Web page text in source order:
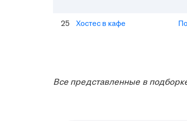
25 Хостес в кафе
Все представленные в